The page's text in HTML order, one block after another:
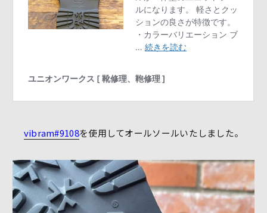
vibram#9108を使用してオールソールいたしました。